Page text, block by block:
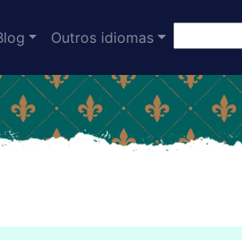
Outros idiomas